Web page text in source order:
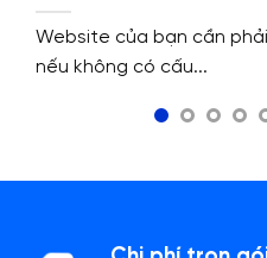
cấu trúc website.
Website của bạn cần
nếu không có cấu...